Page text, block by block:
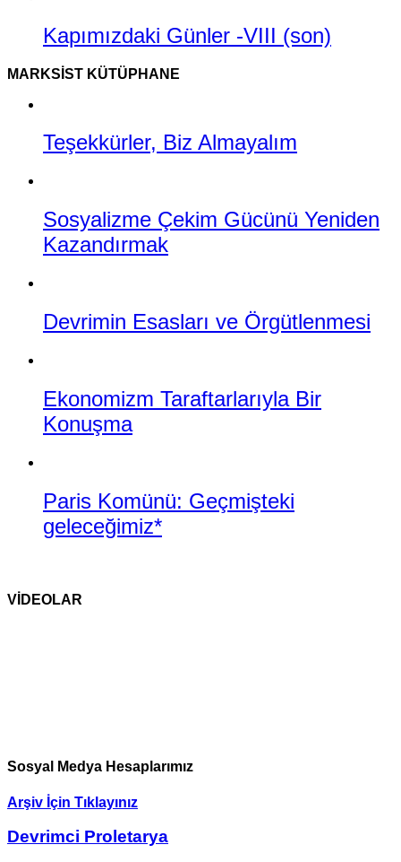
Kapımızdaki Günler -VIII (son)
MARKSIST KÜTÜPHANE
Teşekkürler, Biz Almayalım
Sosyalizme Çekim Gücünü Yeniden
Kazandırmak
Devrimin Esasları ve Örgütlenmesi
Ekonomizm Taraftarlarıyla Bir
Konuşma
Paris Komünü: Geçmişteki
geleceğimiz*
VİDEOLAR
Sosyal Medya Hesaplarımız
Arşiv İçin Tıklayınız
Devrimci Proletarya